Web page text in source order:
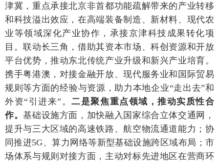
津冀，重点承接北京非首都功能疏解带来的产业转移
和科技溢出效应，在高端装备制造、新材料、现代农
业等领域深化产业协作，承接京津科技成果转化项
目。联动长三角，借助其资本市场、科创资源和开放
平台优势，推动东北传统产业升级和新兴产业培育。
携手粤港澳，对接金融开放、现代服务业和国际贸易
规则等方面的经验与资源，助力本地企业“走出去”和
外资“引进来”。二是聚焦重点领域，推动实质性合
作。基础设施方面，加快融入国家综合立体交通网，
提升与三大区域的高速铁路、航空物流通道能力；协
同推进5G、算力网络等新型基础设施跨区域布局；市
场体系与规则对接方面，主动对标先进地区在营商环